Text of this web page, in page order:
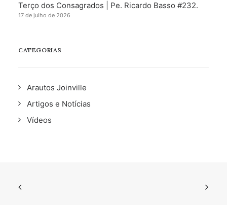
Terço dos Consagrados | Pe. Ricardo Basso #232.
17 de julho de 2026
CATEGORIAS
Arautos Joinville
Artigos e Notícias
Vídeos